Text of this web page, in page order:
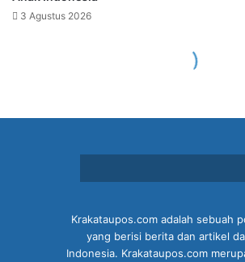
Krakataupos.com adalah sebuah
yang berisi berita dan artikel
Indonesia. Krakataupos.com